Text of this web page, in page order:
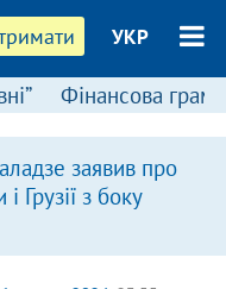
УКР
Фінансова
заявив про
Грузії з боку